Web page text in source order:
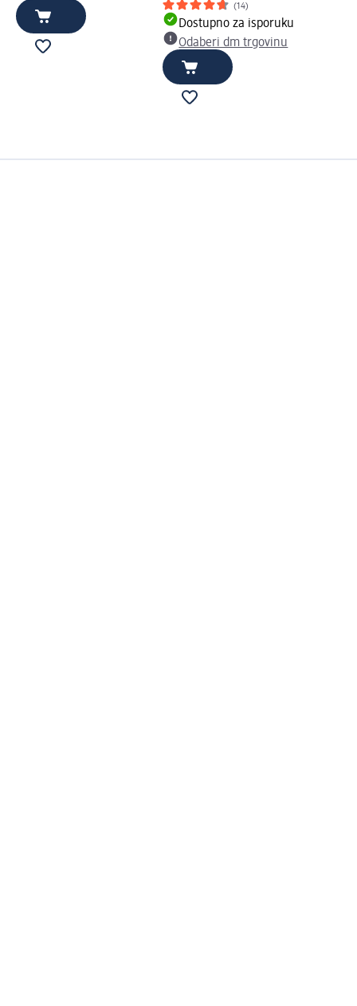
(14)
Dostupno za isporuku
Odaberi dm trgovinu